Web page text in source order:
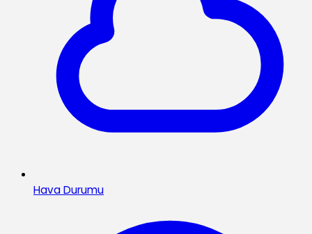
Hava Durumu